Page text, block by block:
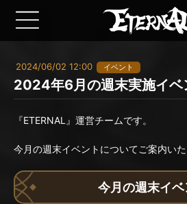
2024/06/02 12:00 イベント
2024年6月の週末実施イベ
『ETERNAL』運営チームです。
今月の週末イベントについてご案内いた
今月の週末イベ